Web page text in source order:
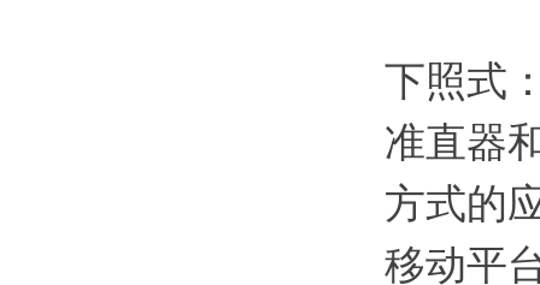
下照式
准直器
方式的
移动平